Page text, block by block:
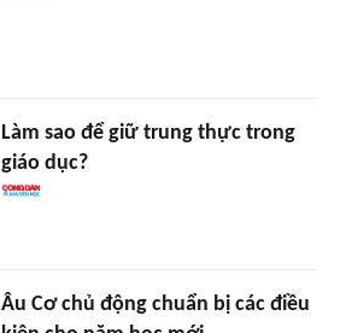
Làm sao để giữ trung thực trong
giáo dục?
Âu Cơ chủ động chuẩn bị các điều